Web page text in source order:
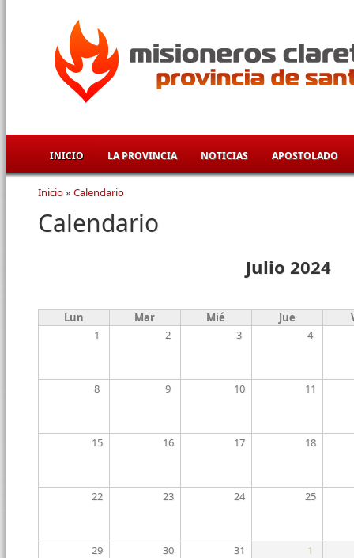
INICIO LA PROVINCIA NOTICIAS APOSTOLADO
Se encuentra usted aquí
Inicio» Calendario
Calendario
Julio 2024
Lun Mar Mié Jue
1
2 3 4
8 9 10 11
15 16 17 18
22 23 24 25
29 30 31 1